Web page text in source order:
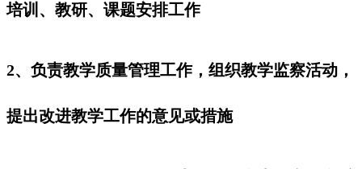
培训、教研、课题安排工作
2、负责教学质量管理工作，组织教学监察活动，
提出改进教学工作的意见或措施